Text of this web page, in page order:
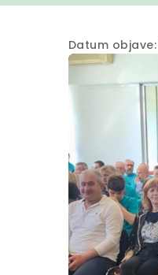
Datum